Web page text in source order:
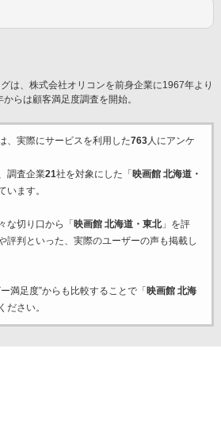
は、株式会社オリコンを前身企業に1967年より
らは顧客満足度調査を開始。
、実際にサービスを利用した763人にアンケ
調査企業21社を対象にした「 映画館 北海道・
います。
な切り口から「 映画館 北海道・東北」を評
評判といった、実際のユーザーの声も掲載し
満足度”からも比較することで「 映画館 北海
ださい。